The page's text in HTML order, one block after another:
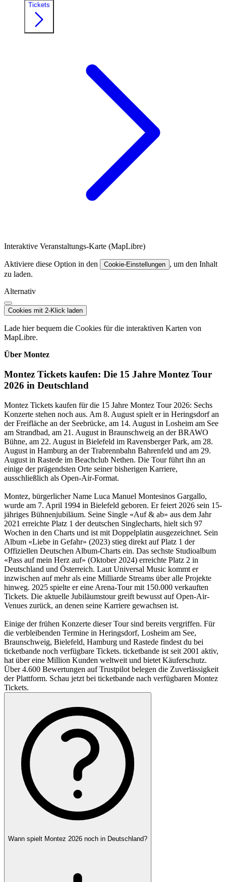
Tickets
Interaktive Veranstaltungs-Karte (MapLibre)
Aktiviere diese Option in den Cookie-Einstellungen , um den Inhalt
zu laden.
Alternativ
Cookies mit 2-Klick laden
Lade hier bequem die Cookies für die interaktiven Karten von
MapLibre.
Über Montez
Montez Tickets kaufen: Die 15 Jahre Montez Tour
2026 in Deutschland
Montez Tickets kaufen für die 15 Jahre Montez Tour 2026: Sechs
Konzerte stehen noch aus. Am 8. August spielt er in Heringsdorf an
der Freifläche an der Seebrücke, am 14. August in Losheim am See
am Strandbad, am 21. August in Braunschweig an der BRAWO
Bühne, am 22. August in Bielefeld im Ravensberger Park, am 28.
August in Hamburg an der Trabrennbahn Bahrenfeld und am 29.
August in Rastede im Beachclub Nethen. Die Tour führt ihn an
einige der prägendsten Orte seiner bisherigen Karriere,
ausschließlich als Open-Air-Format.
Montez, bürgerlicher Name Luca Manuel Montesinos Gargallo,
wurde am 7. April 1994 in Bielefeld geboren. Er feiert 2026 sein 15-
jähriges Bühnenjubiläum. Seine Single «Auf & ab» aus dem Jahr
2021 erreichte Platz 1 der deutschen Singlecharts, hielt sich 97
Wochen in den Charts und ist mit Doppelplatin ausgezeichnet. Sein
Album «Liebe in Gefahr» (2023) stieg direkt auf Platz 1 der
Offiziellen Deutschen Album-Charts ein. Das sechste Studioalbum
«Pass auf mein Herz auf» (Oktober 2024) erreichte Platz 2 in
Deutschland und Österreich. Laut Universal Music kommt er
inzwischen auf mehr als eine Milliarde Streams über alle Projekte
hinweg. 2025 spielte er eine Arena-Tour mit 150.000 verkauften
Tickets. Die aktuelle Jubiläumstour greift bewusst auf Open-Air-
Venues zurück, an denen seine Karriere gewachsen ist.
Einige der frühen Konzerte dieser Tour sind bereits vergriffen. Für
die verbleibenden Termine in Heringsdorf, Losheim am See,
Braunschweig, Bielefeld, Hamburg und Rastede findest du bei
ticketbande noch verfügbare Tickets. ticketbande ist seit 2001 aktiv,
hat über eine Million Kunden weltweit und bietet Käuferschutz.
Über 4.600 Bewertungen auf Trustpilot belegen die Zuverlässigkeit
der Plattform. Schau jetzt bei ticketbande nach verfügbaren Montez
Tickets.
Wann spielt Montez 2026 noch in Deutschland?